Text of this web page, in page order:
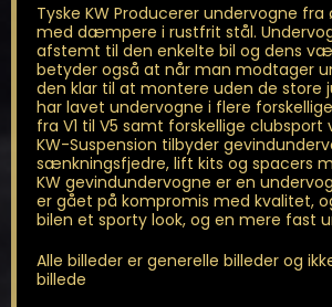
Tyske KW Producerer undervogne fra
med dæmpere i rustfrit stål.
afstemt til den enkelte bil og dens
betyder også at når man modtager
den klar til at montere uden de store
har lavet undervogne i flere
fra V1 til V5 samt forskellige clubsport
KW-Suspension tilbyder
sænkningsfjedre, lift kits og spacers
KW gevindundervogne er en
er gået på kompromis med kvalitet,
bilen et sporty look, og en mere fast
Alle billeder er generelle billeder og
billede